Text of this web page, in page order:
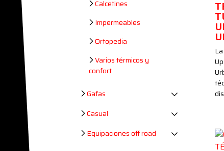
Calcetines
Impermeables
Ortopedia
Varios térmicos y
confort
Gafas
Casual
Equipaciones off road